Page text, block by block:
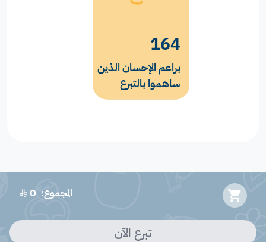
164
براعم الإحسان الذين
ساهموا بالتبرع
المجموع: 0 ﷼
تبرع الآن